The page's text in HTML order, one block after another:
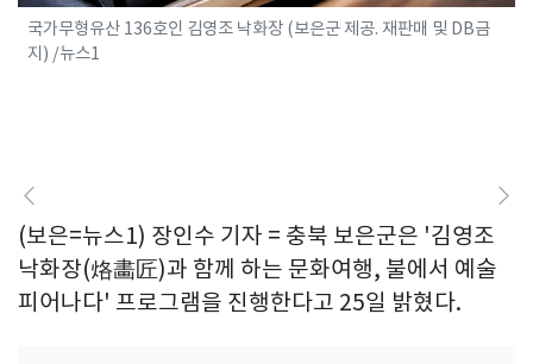
국가무형유산 136호인 김영조 낙화장 (보은군 제공. 재판매 및 DB금
지) /뉴스1
(보은=뉴스1) 장인수 기자 = 충북 보은군은 '김영조
낙화장(烙畵匠)과 함께 하는 문화여행, 불에서 예술
피어나다' 프로그램을 진행한다고 25일 밝혔다.